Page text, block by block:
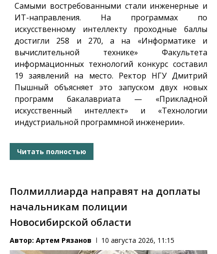
Самыми востребованными стали инженерные и
ИТ-направления. На программах по
искусственному интеллекту проходные баллы
достигли 258 и 270, а на «Информатике и
вычислительной технике» Факультета
информационных технологий конкурс составил
19 заявлений на место. Ректор НГУ Дмитрий
Пышный объясняет это запуском двух новых
программ бакалавриата — «Прикладной
искусственный интеллект» и «Технологии
индустриальной программной инженерии».
Читать полностью
Полмиллиарда направят на доплаты
начальникам полиции
Новосибирской области
Автор: Артем Рязанов 10 августа 2026, 11:15